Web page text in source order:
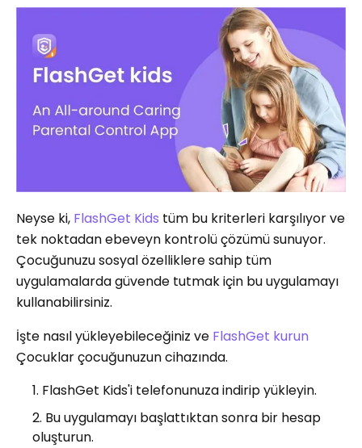
Neyse ki, FlashGet Kids tüm bu kriterleri karşılıyor ve
tek noktadan ebeveyn kontrolü çözümü sunuyor.
Çocuğunuzu sosyal özelliklere sahip tüm
uygulamalarda güvende tutmak için bu uygulamayı
kullanabilirsiniz.
İşte nasıl yükleyebileceğiniz ve FlashGet kurun
Çocuklar çocuğunuzun cihazında.
FlashGet Kids'i telefonunuza indirip yükleyin.
Bu uygulamayı başlattıktan sonra bir hesap
oluşturun.